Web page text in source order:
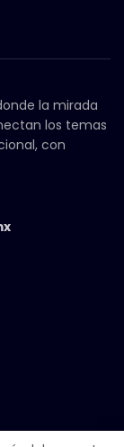
la mirada
los temas
con